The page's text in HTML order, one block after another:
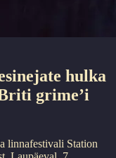
hulka
grime’i
linnafestivali Station